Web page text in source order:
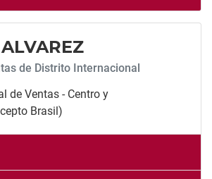
de Distrito Internacional
de Ventas - Centro y
Brasil)